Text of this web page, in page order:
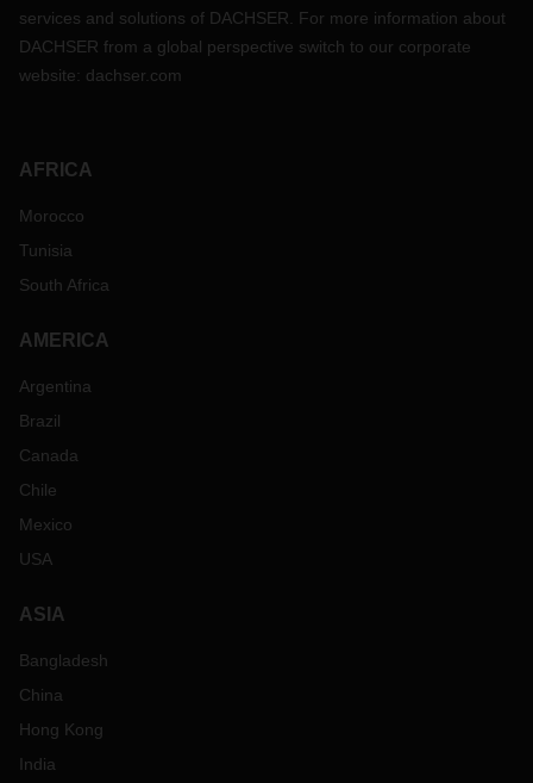
services and solutions of DACHSER. For more information about
DACHSER from a global perspective switch to our corporate
website: dachser.com
AFRICA
Morocco
Tunisia
South Africa
AMERICA
Argentina
Brazil
Canada
Chile
Mexico
USA
ASIA
Bangladesh
China
Hong Kong
India